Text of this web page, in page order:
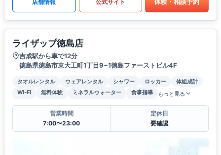
店舗情報 公式サイト 体験・相談予約
ライザップ徳島店
吉成駅から車で12分
徳島県徳島市東大工町1丁目9−1徳島ファーストビル4F
タオルレンタル ウェアレンタル シャワー ロッカー
体組成計
Wi-Fi
無料体験 ミネラルウォーター 食事指導 もっと見る
営業時間
7:00〜23:00
定休日
要確認